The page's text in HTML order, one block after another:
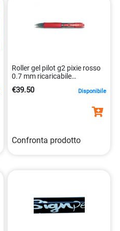
Roller gel pilot g2 pixie rosso
0.7 mm ricaricabile
€39.50 Disponibile
Confronta prodotto